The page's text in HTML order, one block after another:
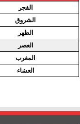
الفجر
الشروق
الظهر
العصر
المغرب
العشاء